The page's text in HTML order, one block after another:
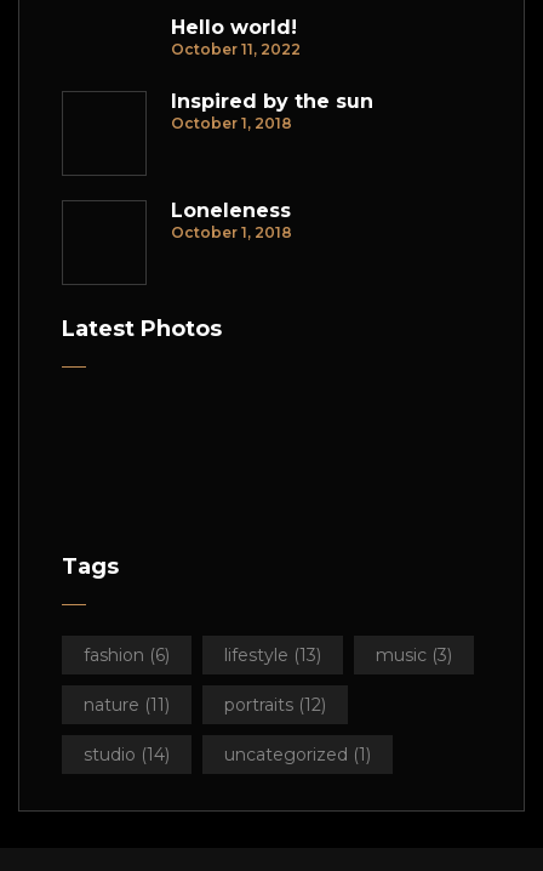
Hello world!
October 11, 2022
Inspired by the sun
October 1, 2018
Loneleness
October 1, 2018
Latest Photos
Tags
fashion (6) lifestyle (13) music (3)
nature (11) portraits (12)
studio (14) uncategorized (1)